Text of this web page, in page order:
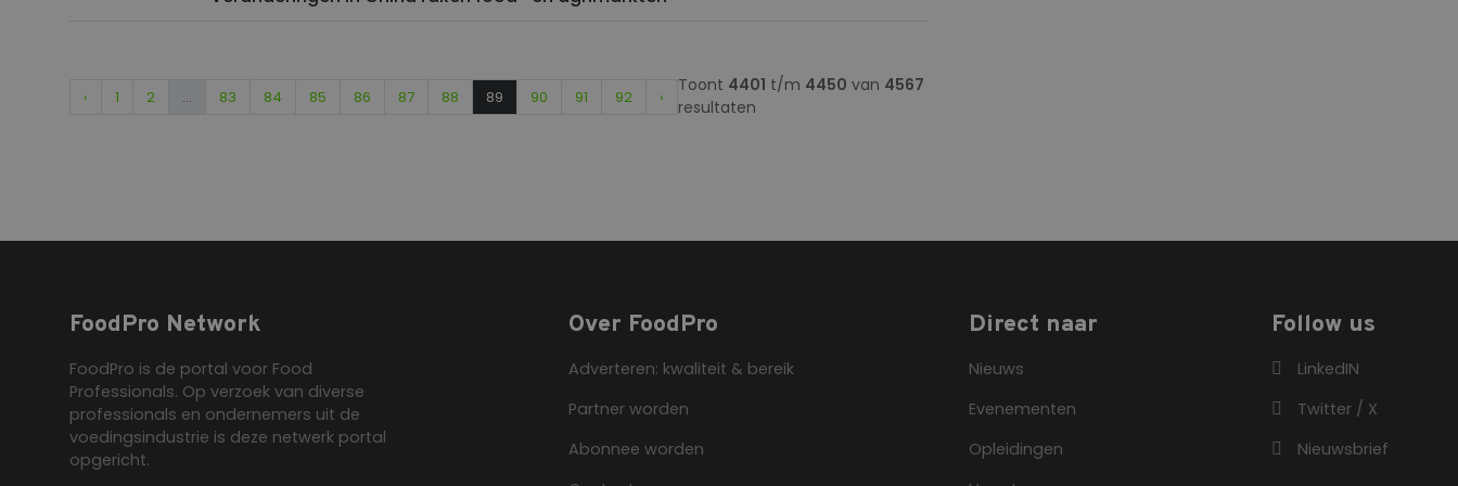
‹ 1 2 ... 83 84 85 86 87 88 89 90 91 92 ›
Toont 4401 t/m 4450 van 4567
resultaten
FoodPro Network
FoodPro is de portal voor Food
Professionals. Op verzoek van diverse
professionals en ondernemers uit de
voedingsindustrie is deze netwerk portal
opgericht.
Over FoodPro
Adverteren: kwaliteit & bereik
Partner worden
Abonnee worden
Direct naar
Nieuws
Evenementen
Opleidingen
Follow us
LinkedIN
Twitter / X
Nieuwsbrief